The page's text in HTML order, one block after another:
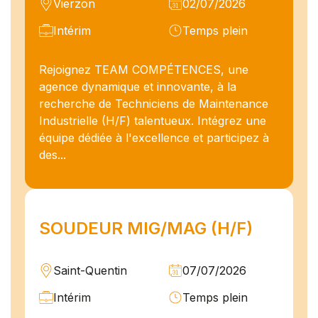
Vierzon
02/07/2026
Intérim
Temps plein
Rejoignez TEAM COMPÉTENCES, une
agence dynamique et innovante, à la
recherche de Techniciens de Maintenance
Industrielle (H/F) talentueux. Intégrez une
équipe dédiée à l'excellence et participez à
des...
SOUDEUR MIG/MAG (H/F)
Saint-Quentin
07/07/2026
Intérim
Temps plein